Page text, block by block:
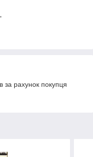
за рахунок покупця